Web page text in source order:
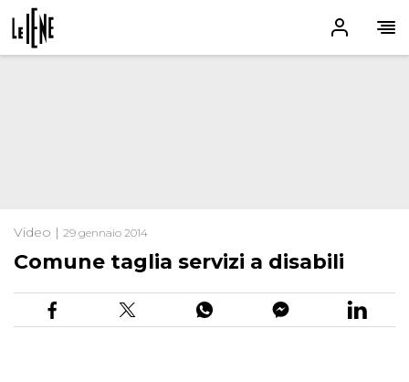
Video | 29 gennaio 2014
Comune taglia servizi a disabili